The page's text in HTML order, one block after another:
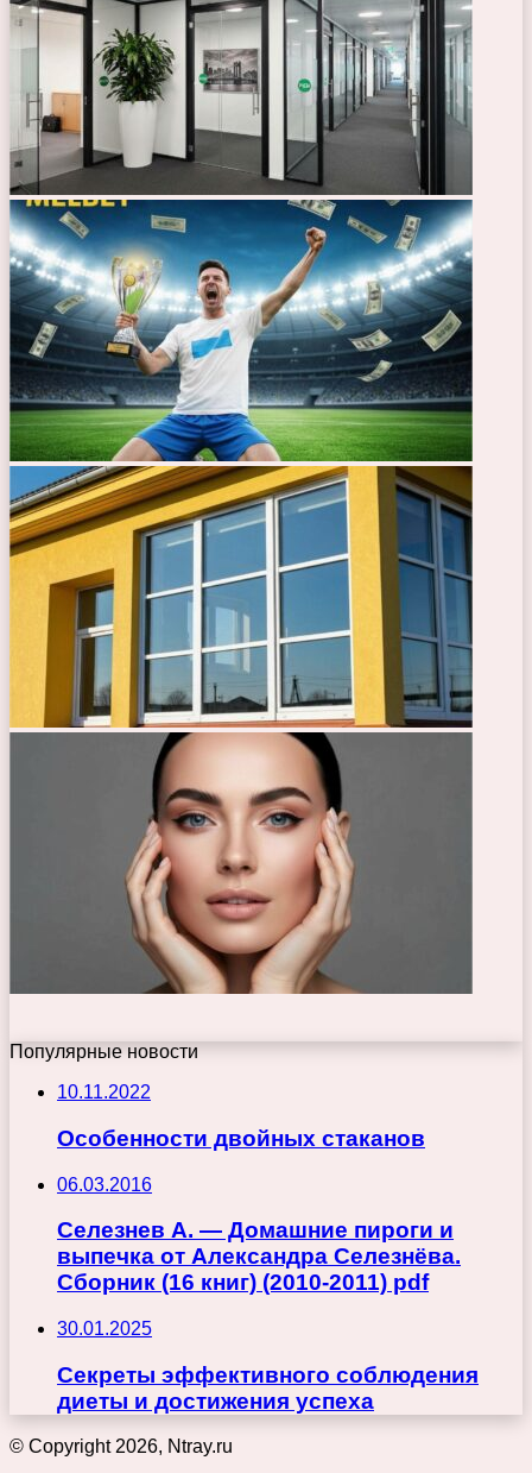
Популярные новости
10.11.2022
Особенности двойных стаканов
06.03.2016
Селезнев А. — Домашние пироги и
выпечка от Александра Селезнёва.
Сборник (16 книг) (2010-2011) pdf
30.01.2025
Секреты эффективного соблюдения
диеты и достижения успеха
© Copyright 2026, Ntray.ru